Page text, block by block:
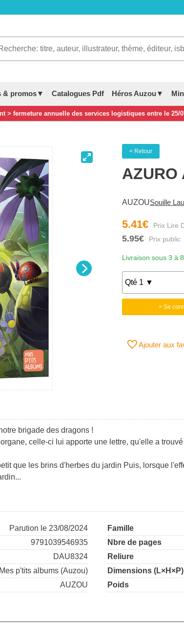
& promos▼ Catalogues Pdf Héros Auzou▼
> fermeture annuelle des services logistiques entre le 25/
< Retour
AZURO
AUZOUSouille
5.41€
5.95€
Livraison sous 3 à
> Se
Ajouter aux
brigade des dragons !
celle-ci lui apporte une lettre, qu'elle a
que les brins d'herbes du jardin Puis, lorsque
Parution le 23/08/2024
9791039546935
DAU8324
Mes p'tits albums (Auzou)
AUZOU
Famille
Nbre de pages
Reliure
Dimensions (L×H×P)
Poids